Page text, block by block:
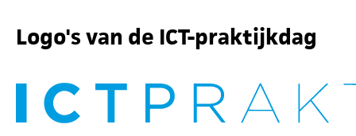
Logo's van de ICT-praktijkdag